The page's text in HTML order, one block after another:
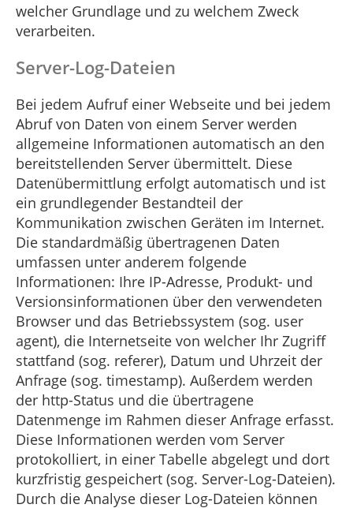
welcher Grundlage und zu welchem Zweck
verarbeiten.
Server-Log-Dateien
Bei jedem Aufruf einer Webseite und bei jedem
Abruf von Daten von einem Server werden
allgemeine Informationen automatisch an den
bereitstellenden Server übermittelt. Diese
Datenübermittlung erfolgt automatisch und ist
ein grundlegender Bestandteil der
Kommunikation zwischen Geräten im Internet.
Die standardmäßig übertragenen Daten
umfassen unter anderem folgende
Informationen: Ihre IP-Adresse, Produkt- und
Versionsinformationen über den verwendeten
Browser und das Betriebssystem (sog. user
agent), die Internetseite von welcher Ihr Zugriff
stattfand (sog. referer), Datum und Uhrzeit der
Anfrage (sog. timestamp). Außerdem werden
der http-Status und die übertragene
Datenmenge im Rahmen dieser Anfrage erfasst.
Diese Informationen werden vom Server
protokolliert, in einer Tabelle abgelegt und dort
kurzfristig gespeichert (sog. Server-Log-Dateien).
Durch die Analyse dieser Log-Dateien können